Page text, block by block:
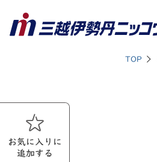
お気に入りに
追加する
TOP